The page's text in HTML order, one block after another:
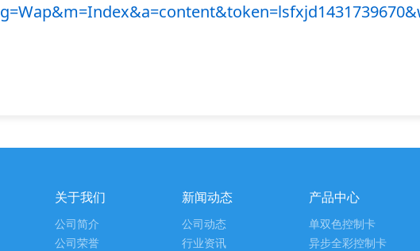
关于我们
公司简介
公司荣誉
新闻动态
公司动态
行业资讯
产品中心
单双色控制卡
异步全彩控制卡